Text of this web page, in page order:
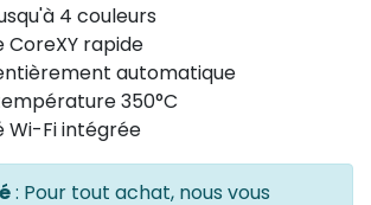
4 couleurs
rapide
automatique
350°C
Wi-Fi intégrée
: Pour tout achat, nous vous